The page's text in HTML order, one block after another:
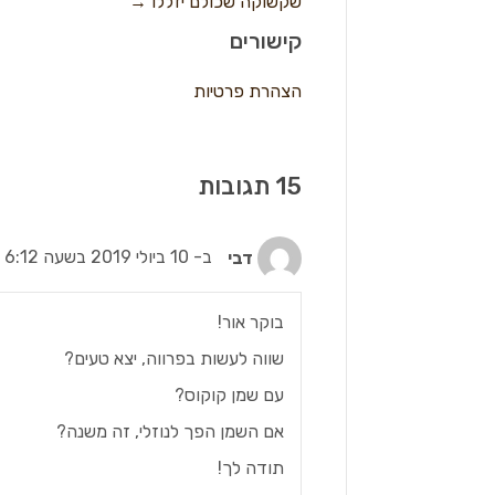
קישורים
הצהרת פרטיות
דבי ב- 10 ביולי 2019 בשעה 6:12
בוקר אור!
שווה לעשות בפרווה, יצא טעים?
עם שמן קוקוס?
אם השמן הפך לנוזלי, זה משנה?
תודה לך!